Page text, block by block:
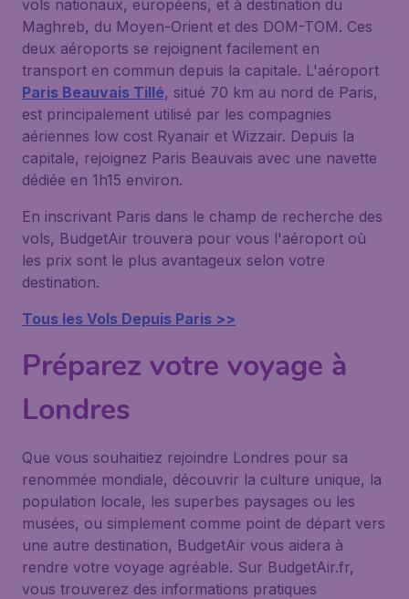
vols nationaux, européens, et à destination du
Maghreb, du Moyen-Orient et des DOM-TOM. Ces
deux aéroports se rejoignent facilement en
transport en commun depuis la capitale. L'aéroport
Paris Beauvais Tillé, situé 70 km au nord de Paris,
est principalement utilisé par les compagnies
aériennes low cost Ryanair et Wizzair. Depuis la
capitale, rejoignez Paris Beauvais avec une navette
dédiée en 1h15 environ.
En inscrivant Paris dans le champ de recherche des
vols, BudgetAir trouvera pour vous l'aéroport où
les prix sont le plus avantageux selon votre
destination.
Tous les Vols Depuis Paris >>
Préparez votre voyage à
Londres
Que vous souhaitiez rejoindre Londres pour sa
renommée mondiale, découvrir la culture unique, la
population locale, les superbes paysages ou les
musées, ou simplement comme point de départ vers
une autre destination, BudgetAir vous aidera à
rendre votre voyage agréable. Sur BudgetAir.fr,
vous trouverez des informations pratiques